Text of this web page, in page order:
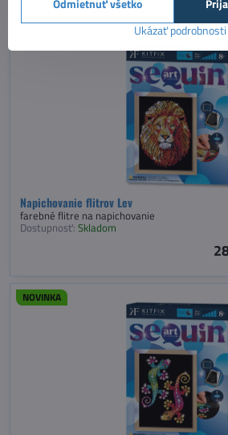
Napichovanie flitrov Lev
farebné flitre na napichovanie
Dostupnosť: Skladom
NOVINKA
Ukázať podrobnosti
Odmietnuť všetko